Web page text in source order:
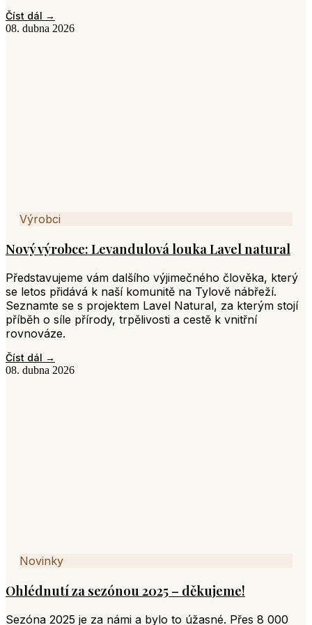
Číst dál →
08. dubna 2026
Výrobci
Nový výrobce: Levandulová louka Lavel natural
Představujeme vám dalšího výjimečného člověka, který
se letos přidává k naší komunitě na Tylově nábřeží.
Seznamte se s projektem Lavel Natural, za kterým stojí
příběh o síle přírody, trpělivosti a cestě k vnitřní
rovnováze.
Číst dál →
08. dubna 2026
Novinky
Ohlédnutí za sezónou 2025 – děkujeme!
Sezóna 2025 je za námi a bylo to úžasné. Přes 8 000